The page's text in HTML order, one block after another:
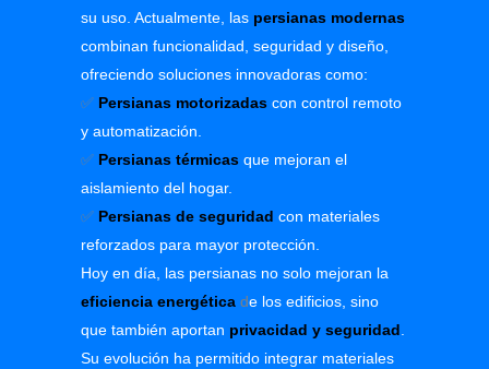
su uso. Actualmente, las persianas modernas
combinan funcionalidad, seguridad y diseño,
ofreciendo soluciones innovadoras como:
✅ Persianas motorizadas con control remoto
y automatización.
✅ Persianas térmicas que mejoran el
aislamiento del hogar.
✅ Persianas de seguridad con materiales
reforzados para mayor protección.
Hoy en día, las persianas no solo mejoran la
eficiencia energética de los edificios, sino
que también aportan privacidad y seguridad.
Su evolución ha permitido integrar materiales